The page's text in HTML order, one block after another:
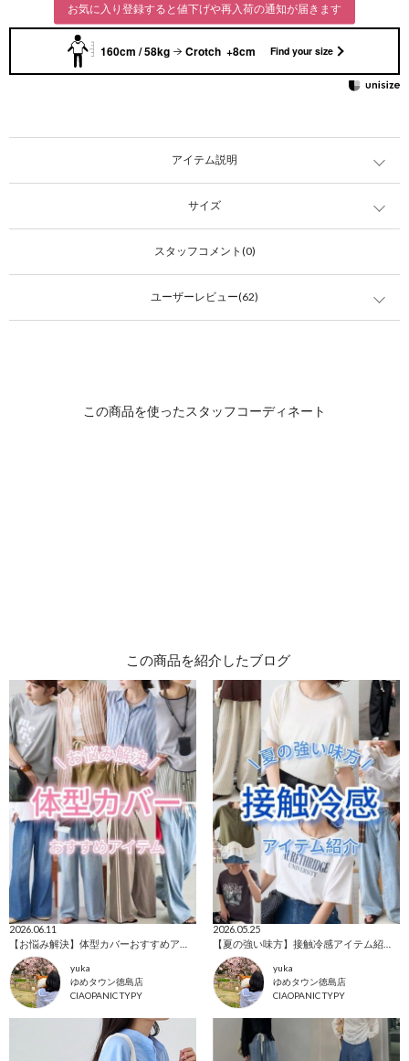
お気に入り登録すると値下げや再入荷の通知が届きます
160cm / 58kg Crotch +8cm Find your size
アイテム説明
サイズ
スタッフコメント(0)
ユーザーレビュー(62)
この商品を紹介したブログ
2026.06.11
yuka
ゆめタウン徳島店
CIAOPANIC TYPY
2026.05.25
【夏の強い味方】接触冷感アイテム紹介！
yuka
ゆめタウン徳島店
CIAOPANIC TYPY